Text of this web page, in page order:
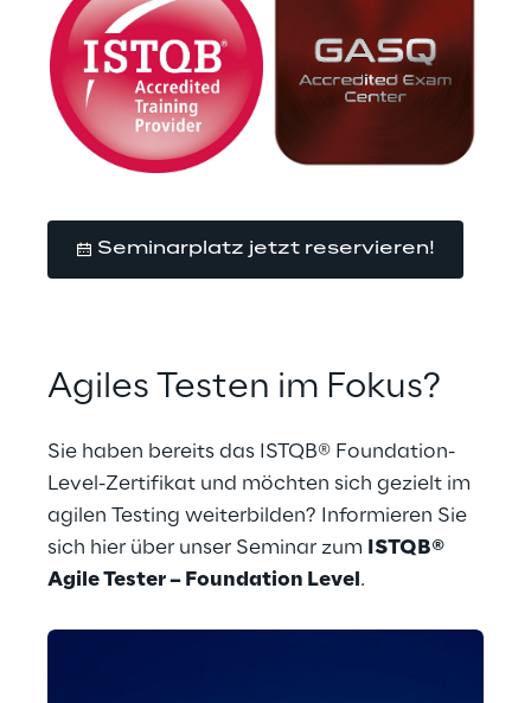
Seminarplatz jetzt reservieren!
Agiles Testen im Fokus?
Sie haben bereits das ISTQB® Foundation-
Level-Zertifikat und möchten sich gezielt im
agilen Testing weiterbilden? Informieren Sie
sich hier über unser Seminar zum
ISTQB®
Agile Tester – Foundation Level .